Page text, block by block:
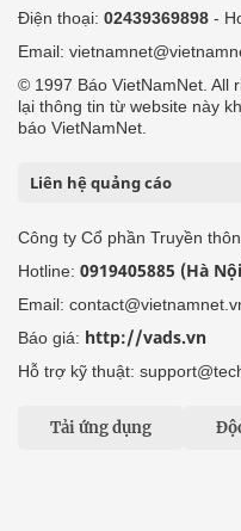
Điện thoại: 02439369898 -
Email:
© 1997 Báo VietNamNet. All
lại thông tin từ website này
báo VietNamNet.
Liên hệ quảng cáo
Công ty Cổ phần Truyền
Hotline: 0919405885 (Hà
Email:
Báo giá: http://vads.vn
Hỗ trợ kỹ thuật:
Tải ứng dụng